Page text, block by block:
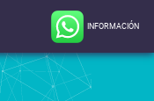
INFORMACIÓN